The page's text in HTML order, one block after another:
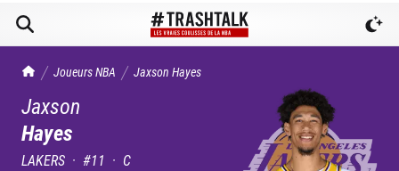
TrashTalk Actu NBA
Joueurs NBA Jaxson Hayes
Jaxson
Hayes
LAKERS · #11 · C